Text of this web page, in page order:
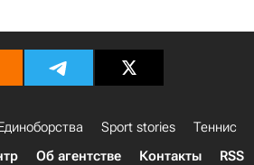
Sport stories Теннис
Об агентстве Контакты RSS